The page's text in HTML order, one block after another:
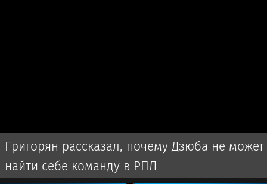
Григорян рассказал, почему Дзюба не может
найти себе команду в РПЛ